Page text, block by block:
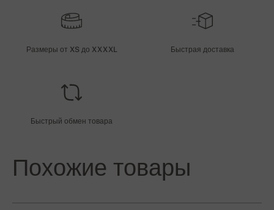
Размеры от XS до XXXXL Быстрая доставка
Быстрый обмен товара
Похожие товары